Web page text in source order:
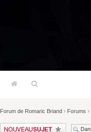
Forum de Romaric Briand › Forums ›
Écrire un nouveau sujet